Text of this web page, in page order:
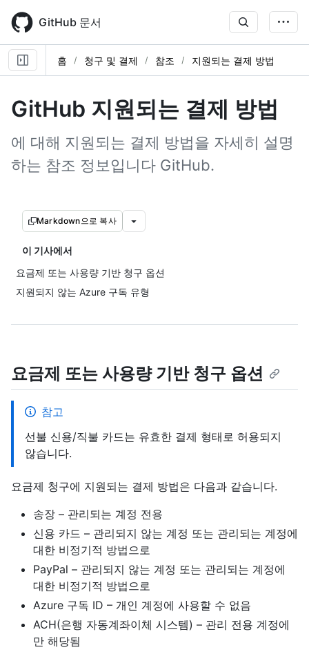
main
content
GitHub 문서
홈 청구 및 결제 참조 지원되는 결제 방법
GitHub 지원되는 결제 방법
에 대해 지원되는 결제 방법을 자세히 설명
하는 참조 정보입니다 GitHub.
Markdown으로 복사
이 기사에서
요금제 또는 사용량 기반 청구 옵션
지원되지 않는 Azure 구독 유형
요금제 또는 사용량 기반 청구 옵션
참고
선불 신용/직불 카드는 유효한 결제 형태로 허용되지
않습니다.
요금제 청구에 지원되는 결제 방법은 다음과 같습니다.
송장 – 관리되는 계정 전용
신용 카드 – 관리되지 않는 계정 또는 관리되는 계정에
대한 비정기적 방법으로
PayPal – 관리되지 않는 계정 또는 관리되는 계정에
대한 비정기적 방법으로
Azure 구독 ID – 개인 계정에 사용할 수 없음
ACH(은행 자동계좌이체 시스템) – 관리 전용 계정에
만 해당됨